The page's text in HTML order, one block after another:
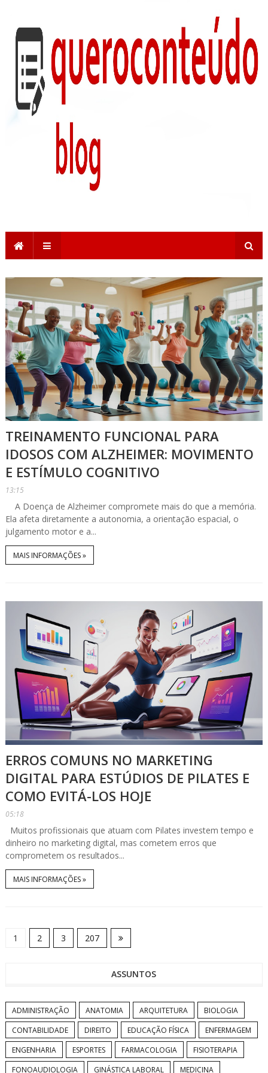
TREINAMENTO FUNCIONAL PARA
IDOSOS COM ALZHEIMER: MOVIMENTO
E ESTÍMULO COGNITIVO
13:15
A Doença de Alzheimer compromete mais do que a memória.
Ela afeta diretamente a autonomia, a orientação espacial, o
julgamento motor e a...
MAIS INFORMAÇÕES »
ERROS COMUNS NO MARKETING
DIGITAL PARA ESTÚDIOS DE PILATES E
COMO EVITÁ-LOS HOJE
05:18
Muitos profissionais que atuam com Pilates investem tempo e
dinheiro no marketing digital, mas cometem erros que
comprometem os resultados...
MAIS INFORMAÇÕES »
1 2 3 207
ASSUNTOS
ADMINISTRAÇÃO ANATOMIA ARQUITETURA
BIOLOGIA
CONTABILIDADE
DIREITO EDUCAÇÃO FÍSICA
ENFERMAGEM
ENGENHARIA
ESPORTES FARMACOLOGIA
FISIOTERAPIA
FONOAUDIOLOGIA
GINÁSTICA LABORAL MEDICINA